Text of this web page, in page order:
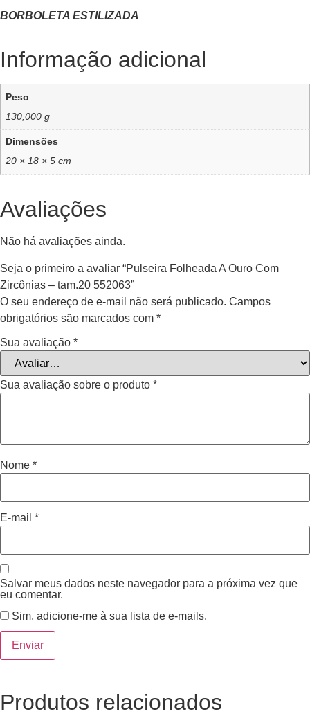
BORBOLETA ESTILIZADA
Informação adicional
Peso
130,000 g
Dimensões
20 × 18 × 5 cm
Avaliações
Não há avaliações ainda.
Seja o primeiro a avaliar “Pulseira Folheada A Ouro Com
Zircônias – tam.20 552063”
O seu endereço de e-mail não será publicado. Campos
obrigatórios são marcados com *
Sua avaliação *
Sua avaliação sobre o produto *
Nome *
E-mail *
Salvar meus dados neste navegador para a próxima vez que
eu comentar.
Sim, adicione-me à sua lista de e-mails.
Produtos relacionados